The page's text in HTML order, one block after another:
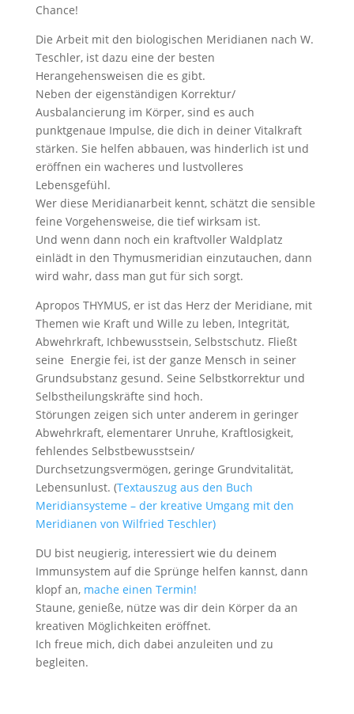
Chance!
Die Arbeit mit den biologischen Meridianen nach W.
Teschler, ist dazu eine der besten
Herangehensweisen die es gibt.
Neben der eigenständigen Korrektur/
Ausbalancierung im Körper, sind es auch
punktgenaue Impulse, die dich in deiner Vitalkraft
stärken. Sie helfen abbauen, was hinderlich ist und
eröffnen ein wacheres und lustvolleres
Lebensgefühl.
Wer diese Meridianarbeit kennt, schätzt die sensible
feine Vorgehensweise, die tief wirksam ist.
Und wenn dann noch ein kraftvoller Waldplatz
einlädt in den Thymusmeridian einzutauchen, dann
wird wahr, dass man gut für sich sorgt.
Apropos THYMUS, er ist das Herz der Meridiane, mit
Themen wie Kraft und Wille zu leben, Integrität,
Abwehrkraft, Ichbewusstsein, Selbstschutz. Fließt
seine Energie fei, ist der ganze Mensch in seiner
Grundsubstanz gesund. Seine Selbstkorrektur und
Selbstheilungskräfte sind hoch.
Störungen zeigen sich unter anderem in geringer
Abwehrkraft, elementarer Unruhe, Kraftlosigkeit,
fehlendes Selbstbewusstsein/
Durchsetzungsvermögen, geringe Grundvitalität,
Lebensunlust. (Textauszug aus den Buch
Meridiansysteme – der kreative Umgang mit den
Meridianen von Wilfried Teschler)
DU bist neugierig, interessiert wie du deinem
Immunsystem auf die Sprünge helfen kannst, dann
klopf an, mache einen Termin!
Staune, genieße, nütze was dir dein Körper da an
kreativen Möglichkeiten eröffnet.
Ich freue mich, dich dabei anzuleiten und zu
begleiten.